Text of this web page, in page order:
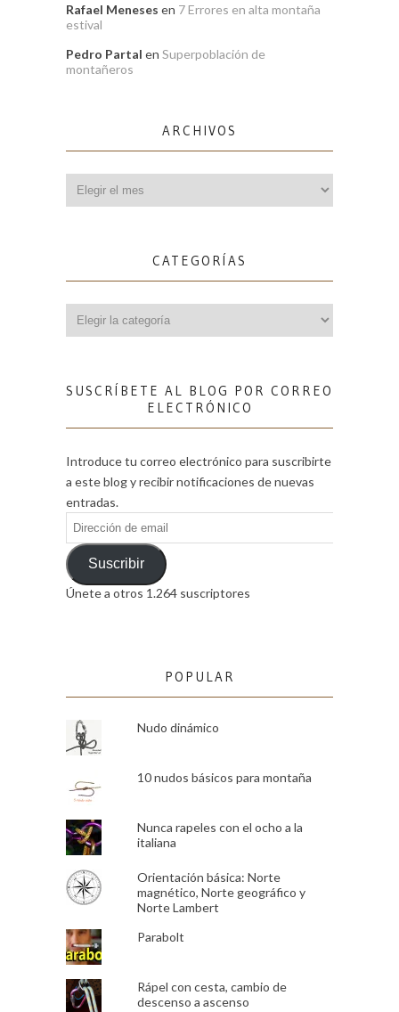
Rafael Meneses en 7 Errores en alta montaña
estival
Pedro Partal en Superpoblación de
montañeros
ARCHIVOS
CATEGORÍAS
SUSCRÍBETE AL BLOG POR CORREO
ELECTRÓNICO
Introduce tu correo electrónico para suscribirte
a este blog y recibir notificaciones de nuevas
entradas.
Dirección
de
emailSuscribir
Únete a otros 1.264 suscriptores
POPULAR
Nudo dinámico
10 nudos básicos para montaña
Nunca rapeles con el ocho a la
italiana
Orientación básica: Norte
magnético, Norte geográfico y
Norte Lambert
Parabolt
Rápel con cesta, cambio de
descenso a ascenso